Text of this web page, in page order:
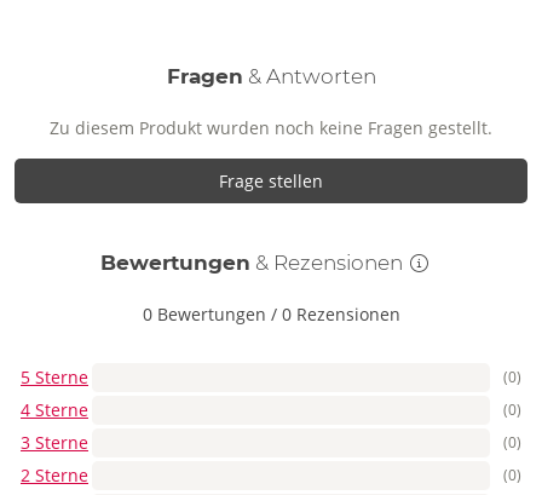
Fragen & Antworten
Zu diesem Produkt wurden noch keine Fragen gestellt.
Frage stellen
Bewertungen & Rezensionen
0 Bewertungen / 0 Rezensionen
5 Sterne (0)
4 Sterne (0)
3 Sterne (0)
2 Sterne (0)